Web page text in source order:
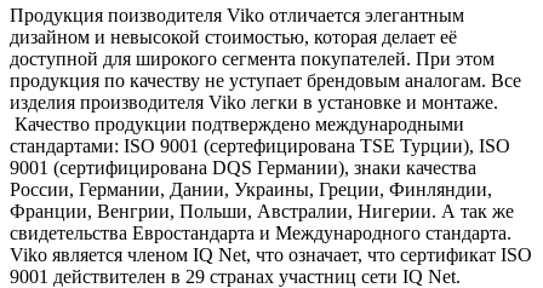
Продукция поизводителя Viko отличается элегантным
дизайном и невысокой стоимостью, которая делает её
доступной для широкого сегмента покупателей. При этом
продукция по качеству не уступает брендовым аналогам. Все
изделия производителя Viko легки в установке и монтаже.
Качество продукции подтверждено международными
стандартами: ISO 9001 (сертефицирована TSE Турции), ISO
9001 (сертифицирована DQS Германии), знаки качества
России, Германии, Дании, Украины, Греции, Финляндии,
Франции, Венгрии, Польши, Австралии, Нигерии. А так же
свидетельства Евростандарта и Международного стандарта.
Viko является членом IQ Net, что означает, что сертификат ISO
9001 действителен в 29 странах участниц сети IQ Net.